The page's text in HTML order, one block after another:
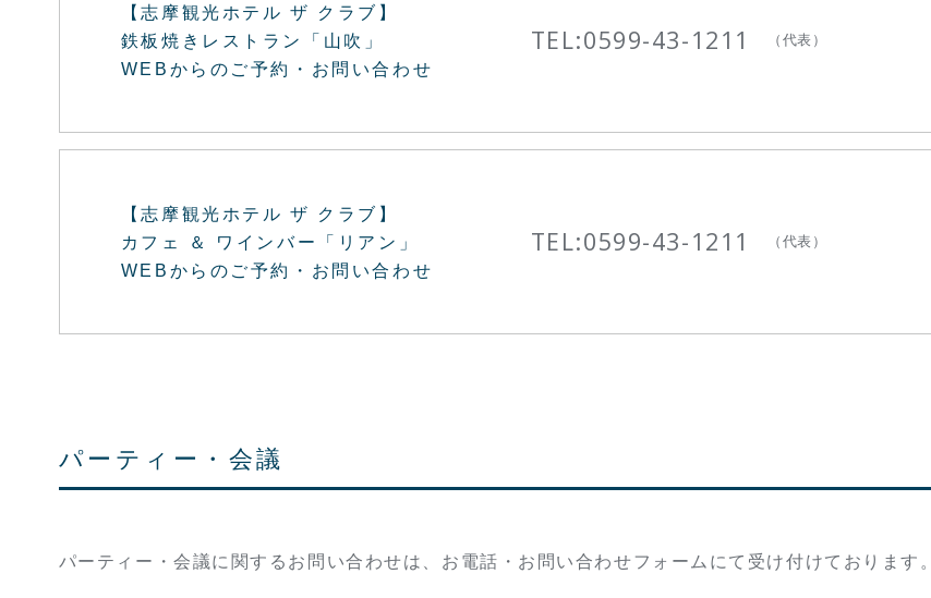
【志摩観光ホテル ザ クラブ】
鉄板焼きレストラン「山吹」
WEBからのご予約・お問い合わせ
TEL:0599-43-1211 （代表）
【志摩観光ホテル ザ クラブ】
カフェ ＆ ワインバー「リアン」
WEBからのご予約・お問い合わせ
TEL:0599-43-1211 （代表）
パーティー・会議
パーティー・会議に関するお問い合わせは、お電話・お問い合わせフォームにて受け付けております。